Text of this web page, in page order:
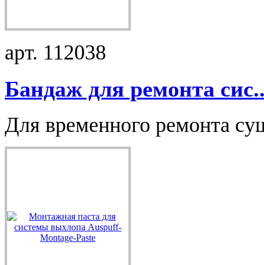
арт. 112038
Бандаж для ремонта
Для временного ремонта